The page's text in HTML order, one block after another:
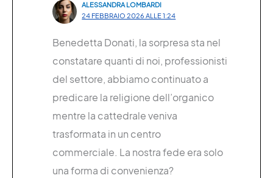
ALESSANDRA LOMBARDI
24 FEBBRAIO 2026 ALLE 1:24
Benedetta Donati, la sorpresa sta nel
constatare quanti di noi, professionisti
del settore, abbiamo continuato a
predicare la religione dell’organico
mentre la cattedrale veniva
trasformata in un centro
commerciale. La nostra fede era solo
una forma di convenienza?